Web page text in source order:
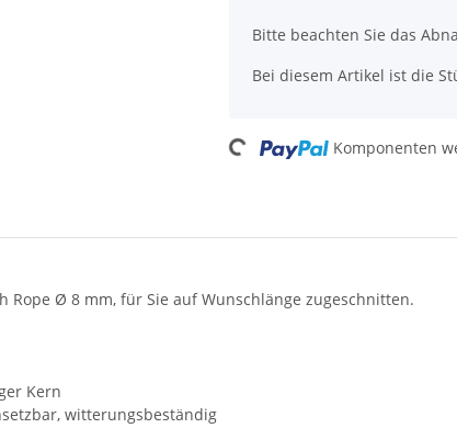
Bitte beachten Sie das
Bei diesem Artikel ist die
Loading... Komponenten
Rope Ø 8 mm, für Sie auf Wunschlänge zugeschnitten.
Kern
witterungsbeständig